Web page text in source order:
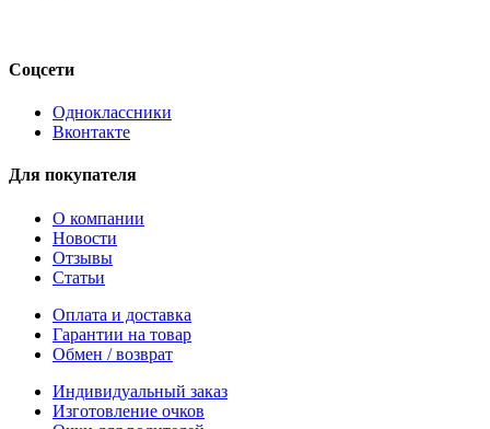
Соцсети
Одноклассники
Вконтакте
Для покупателя
О компании
Новости
Отзывы
Статьи
Оплата и доставка
Гарантии на товар
Обмен / возврат
Индивидуальный заказ
Изготовление очков